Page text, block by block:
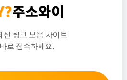
주소와이
신 링크 모음 사이트
로 접속하세요.